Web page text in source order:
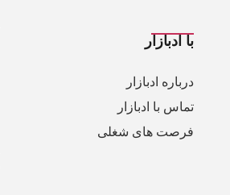
با ادبازار
درباره ادبازار
تماس با ادبازار
فرصت های شغلی